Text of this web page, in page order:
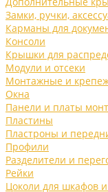
Замки, ручки,
Карманы для
Консоли
Крышки для
Модули и отсеки
Монтажные и
Окна
Панели и платы
Пластины
Пластроны и
Профили
Разделители и
Рейки
Цоколи для шкафов